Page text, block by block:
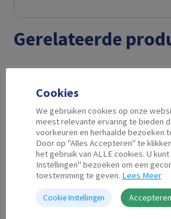
Gerelateerde
Second Life
Cookies
We gebruiken cookies op onze
meest relevante ervaring te bieden
voorkeuren en herhaalde bezoeken
Door op "Alles Accepteren" te
het gebruik van ALLE cookies. U
Instellingen" bezoeken om een
toestemming te geven. Lees Meer
Cookie Instellingen Accepteren